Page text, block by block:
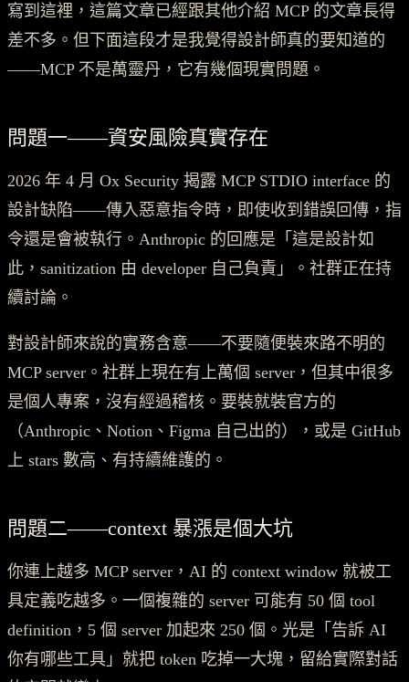
寫到這裡，這篇文章已經跟其他介紹 MCP 的文章長得
差不多。但下面這段才是我覺得設計師真的要知道的
——MCP 不是萬靈丹，它有幾個現實問題。
問題一——資安風險真實存在
2026 年 4 月 Ox Security 揭露 MCP STDIO interface 的
設計缺陷——傳入惡意指令時，即使收到錯誤回傳，指
令還是會被執行。Anthropic 的回應是「這是設計如
此，sanitization 由 developer 自己負責」。社群正在持
續討論。
對設計師來說的實務含意——不要隨便裝來路不明的
MCP server。社群上現在有上萬個 server，但其中很多
是個人專案，沒有經過稽核。要裝就裝官方的
（Anthropic、Notion、Figma 自己出的），或是 GitHub
上 stars 數高、有持續維護的。
問題二——context 暴漲是個大坑
你連上越多 MCP server，AI 的 context window 就被工
具定義吃越多。一個複雜的 server 可能有 50 個 tool
definition，5 個 server 加起來 250 個。光是「告訴 AI
你有哪些工具」就把 token 吃掉一大塊，留給實際對話